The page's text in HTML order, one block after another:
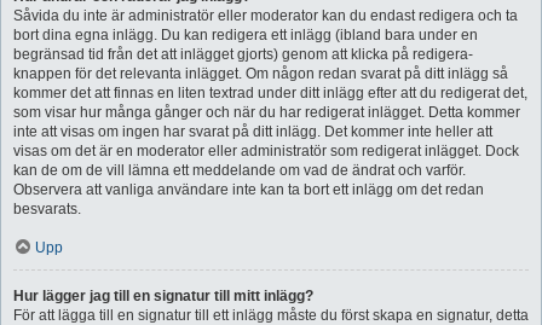
Såvida du inte är administratör eller moderator kan du endast redigera och ta
bort dina egna inlägg. Du kan redigera ett inlägg (ibland bara under en
begränsad tid från det att inlägget gjorts) genom att klicka på redigera-
knappen för det relevanta inlägget. Om någon redan svarat på ditt inlägg så
kommer det att finnas en liten textrad under ditt inlägg efter att du redigerat det,
som visar hur många gånger och när du har redigerat inlägget. Detta kommer
inte att visas om ingen har svarat på ditt inlägg. Det kommer inte heller att
visas om det är en moderator eller administratör som redigerat inlägget. Dock
kan de om de vill lämna ett meddelande om vad de ändrat och varför.
Observera att vanliga användare inte kan ta bort ett inlägg om det redan
besvarats.
Upp
Hur lägger jag till en signatur till mitt inlägg?
För att lägga till en signatur till ett inlägg måste du först skapa en signatur, detta